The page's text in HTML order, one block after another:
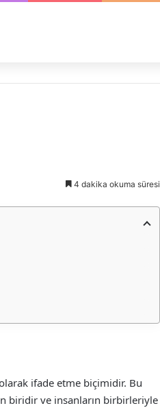
4 dakika okuma süresi
ifade etme biçimidir. Bu
biridir ve insanların birbirleriyle